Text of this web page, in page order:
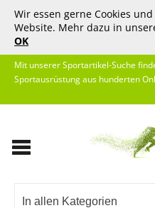
Wir essen gerne Cookies
Website. Mehr dazu in
OK
Mit unserer Sportartikel-Suche
Sportausrüstung aus hunderten
In allen Kategorien